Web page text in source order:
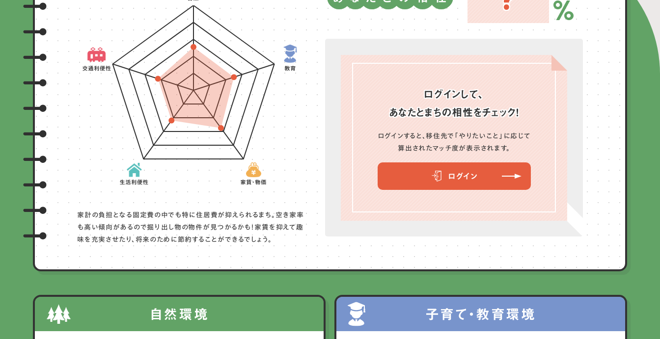
家計の負担となる固定費の中でも特に住居費が抑えられるまち。空き家率
も高い傾向があるので掘り出し物の物件が見つかるかも！家賃を抑えて趣
味を充実させたり、将来のために節約することができるでしょう。
%
ログインして、
あなたとまちの相性をチェック！
ログインすると、移住先で「やりたいこと」に応じて
算出されたマッチ度が表示されます。
ログイン
自然環境 子育て・教育環境